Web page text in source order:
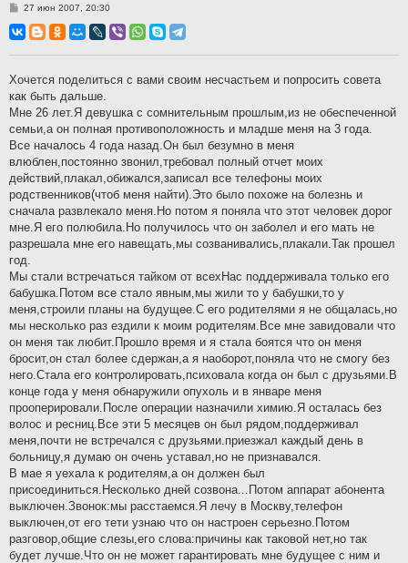
С
о
б
и
е
27 июн 2007, 20:30
Хочется поделиться с вами своим несчастьем и попросить совета
как быть дальше.
Мне 26 лет.Я девушка с сомнительным прошлым,из не обеспеченной
семьи,а он полная противоположность и младше меня на 3 года.
Все началось 4 года назад.Он был безумно в меня
влюблен,постоянно звонил,требовал полный отчет моих
действий,плакал,обижался,записал все телефоны моих
родственников(чтоб меня найти).Это было похоже на болезнь и
сначала развлекало меня.Но потом я поняла что этот человек дорог
мне.Я его полюбила.Но получилось что он заболел и его мать не
разрешала мне его навещать,мы созванивались,плакали.Так прошел
год.
Мы стали встречаться тайком от всехНас поддерживала только его
бабушка.Потом все стало явным,мы жили то у бабушки,то у
меня,строили планы на будущее.С его родителями я не общалась,но
мы несколько раз ездили к моим родителям.Все мне завидовали что
он меня так любит.Прошло время и я стала боятся что он меня
бросит,он стал более сдержан,а я наоборот,поняла что не смогу без
него.Стала его контролировать,психовала когда он был с друзьями.В
конце года у меня обнаружили опухоль и в январе меня
прооперировали.После операции назначили химию.Я осталась без
волос и ресниц.Все эти 5 месяцев он был рядом,поддерживал
меня,почти не встречался с друзьями.приезжал каждый день в
больницу,я думаю он очень уставал,но не признавался.
В мае я уехала к родителям,а он должен был
присоединиться.Несколько дней созвона...Потом аппарат абонента
выключен.Звонок:мы расстаемся.Я лечу в Москву,телефон
выключен,от его тети узнаю что он настроен серьезно.Потом
разговор,общие слезы,его слова:причины как таковой нет,но так
будет лучше.Что он не может гарантировать мне будущее с ним и